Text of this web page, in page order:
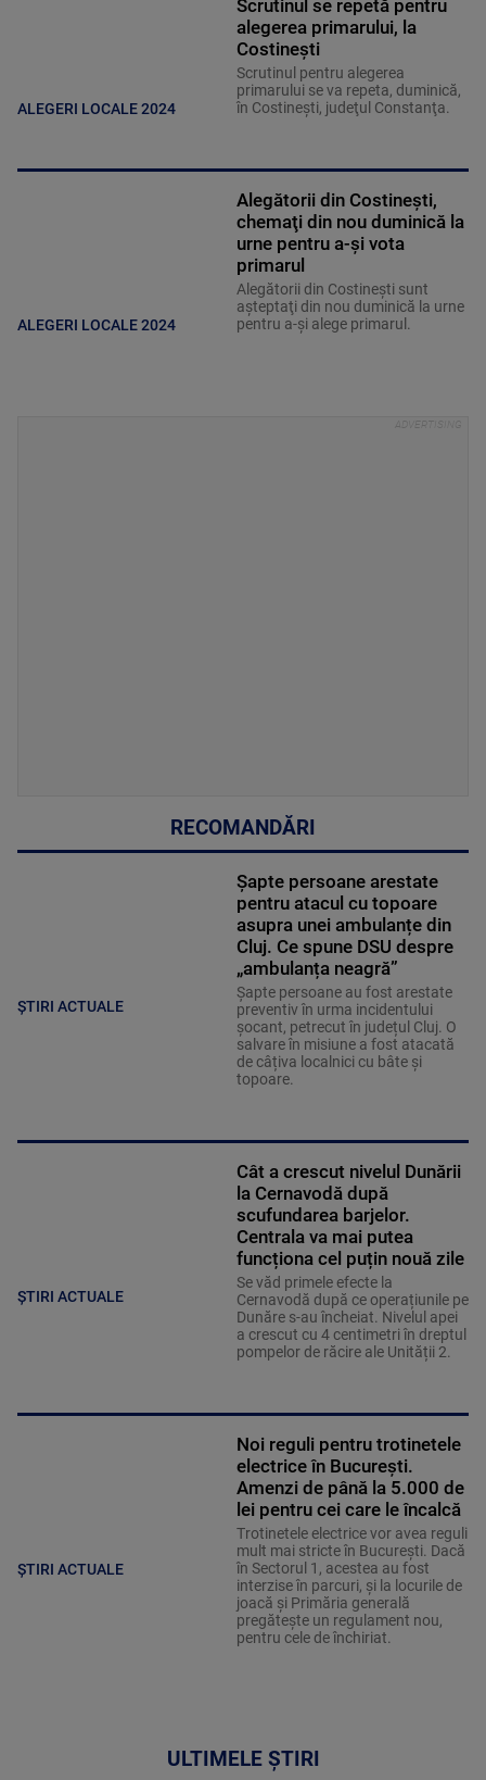
ALEGERI LOCALE 2024
Scrutinul se repetă pentru
alegerea primarului, la
Costineşti
Scrutinul pentru alegerea
primarului se va repeta, duminică,
în Costineşti, judeţul Constanţa.
ALEGERI LOCALE 2024
Alegătorii din Costineşti,
chemaţi din nou duminică la
urne pentru a-şi vota
primarul
Alegătorii din Costineşti sunt
aşteptaţi din nou duminică la urne
pentru a-şi alege primarul.
RECOMANDĂRI
ȘTIRI ACTUALE
Șapte persoane arestate
pentru atacul cu topoare
asupra unei ambulanțe din
Cluj. Ce spune DSU despre
„ambulanța neagră”
Șapte persoane au fost arestate
preventiv în urma incidentului
șocant, petrecut în județul Cluj. O
salvare în misiune a fost atacată
de câțiva localnici cu bâte și
topoare.
ȘTIRI ACTUALE
Cât a crescut nivelul Dunării
la Cernavodă după
scufundarea barjelor.
Centrala va mai putea
funcționa cel puțin nouă zile
Se văd primele efecte la
Cernavodă după ce operațiunile pe
Dunăre s-au încheiat. Nivelul apei
a crescut cu 4 centimetri în dreptul
pompelor de răcire ale Unității 2.
ȘTIRI ACTUALE
Noi reguli pentru trotinetele
electrice în București.
Amenzi de până la 5.000 de
lei pentru cei care le încalcă
Trotinetele electrice vor avea reguli
mult mai stricte în București. Dacă
în Sectorul 1, acestea au fost
interzise în parcuri, și la locurile de
joacă și Primăria generală
pregătește un regulament nou,
pentru cele de închiriat.
ULTIMELE ȘTIRI